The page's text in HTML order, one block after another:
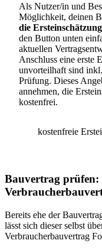
Als Nutzer/in und
Möglichkeit, deinen
die
den Button unten
aktuellen
Anschluss eine erste
unvorteilhaft sind
Prüfung. Dieses
annehmen, die
kostenfrei.
kostenfreie
Bauvertrag prüfen:
Bereits ehe der
lässt sich dieser selbst
Verbraucherbauvertrag